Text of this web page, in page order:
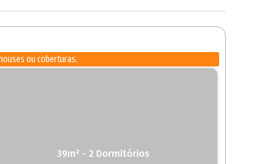
ou coberturas.
39m² - 2 Dormitórios